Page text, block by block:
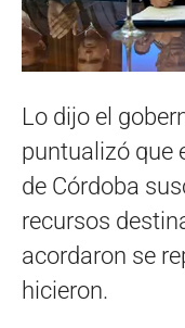
Lo dijo el
puntualizó que
de Córdoba
recursos
acordaron se
hicieron.